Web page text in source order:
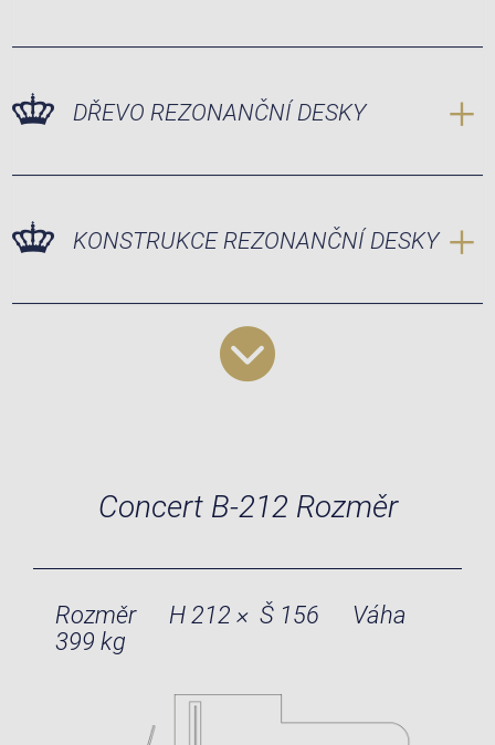
DŘEVO REZONANČNÍ DESKY
KONSTRUKCE REZONANČNÍ DESKY
Concert B-212 Rozměr
Rozměr H 212 × Š 156
Váha
399 kg